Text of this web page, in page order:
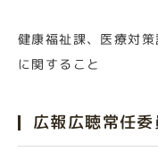
健康福祉課、医療対
に関すること
広報広聴常任委